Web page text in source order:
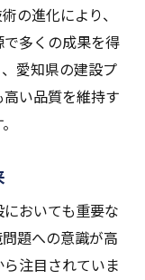
の進化により、
多くの成果を得
愛知県の建設プ
い品質を維持す
おいても重要な
題への意識が高
注目されていま